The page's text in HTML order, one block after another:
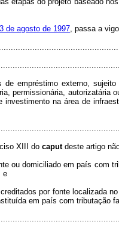
de agosto de 1997, passa a
de empréstimo externo,
permissionária, autorizatária
investimento na área de
XIII do caputdeste artigo
ou domiciliado em país com
e
creditados por fonte localizada
em país com tributação